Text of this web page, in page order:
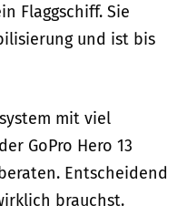
Flaggschiff. Sie
und ist bis
mit viel
GoPro Hero 13
Entscheidend
brauchst.